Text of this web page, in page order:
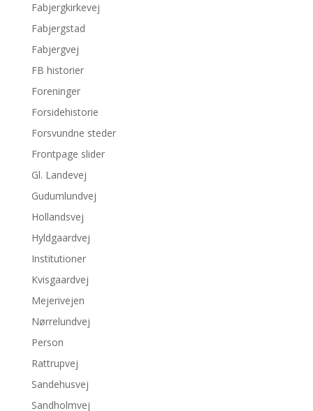
Fabjergkirkevej
Fabjergstad
Fabjergvej
FB historier
Foreninger
Forsidehistorie
Forsvundne steder
Frontpage slider
Gl. Landevej
Gudumlundvej
Hollandsvej
Hyldgaardvej
Institutioner
Kvisgaardvej
Mejerivejen
Nørrelundvej
Person
Rattrupvej
Sandehusvej
Sandholmvej